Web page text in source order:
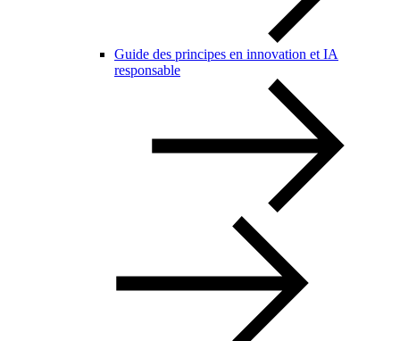
Guide des principes en innovation et IA
responsable